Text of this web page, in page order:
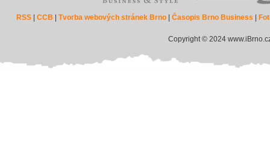
RSS |CCB |Tvorba webových stránek Brno |Časopis Brno Business
Copyright © 2024